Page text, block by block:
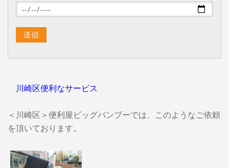
川崎区便利なサービス
＜川崎区＞便利屋ビッグバンブーでは、このようなご依頼
を頂いております。